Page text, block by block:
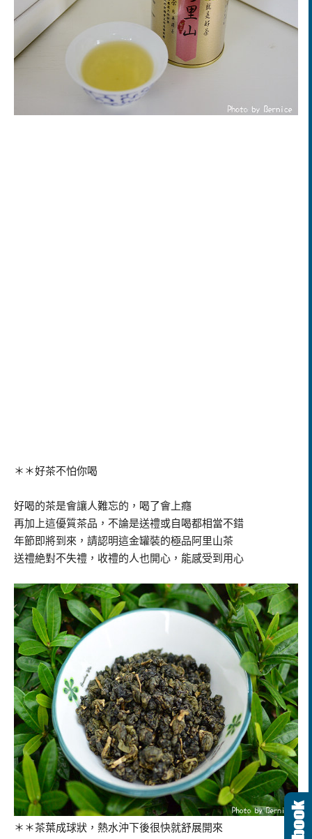
＊＊好茶不怕你喝
好喝的茶是會讓人難忘的，喝了會上癮
再加上這優質茶品，不論是送禮或自喝都相當不錯
年節即將到來，請認明這金罐裝的極品阿里山茶
送禮絶對不失禮，收禮的人也開心，能感受到用心
＊＊茶葉成球狀，熱水沖下後很快就舒展開來